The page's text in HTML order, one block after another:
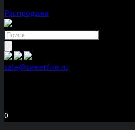
Распродажа
Поиск
товаров
sale@sweetfire.ru
0